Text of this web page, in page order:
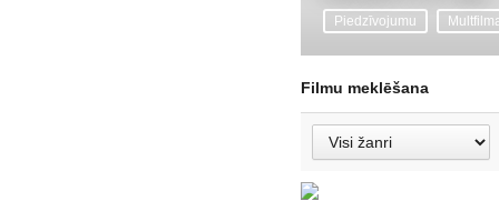
Piedzīvojumu
Filmu meklēšana